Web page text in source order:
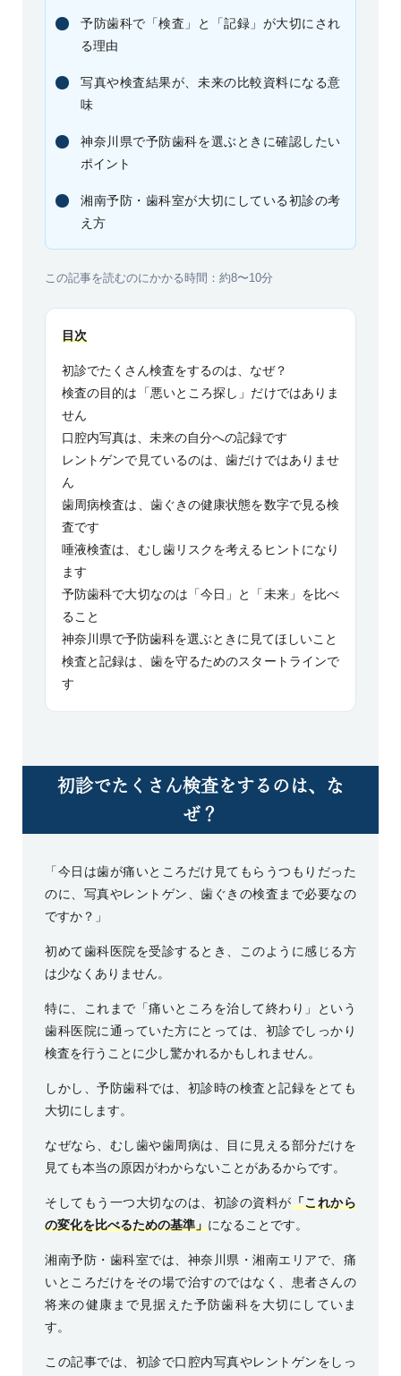
予防歯科で「検査」と「記録」が大切にされ
る理由
写真や検査結果が、未来の比較資料になる意
味
神奈川県で予防歯科を選ぶときに確認したい
ポイント
湘南予防・歯科室が大切にしている初診の考
え方
この記事を読むのにかかる時間：約8〜10分
目次
初診でたくさん検査をするのは、なぜ？
検査の目的は「悪いところ探し」だけではありま
せん
口腔内写真は、未来の自分への記録です
レントゲンで見ているのは、歯だけではありませ
ん
歯周病検査は、歯ぐきの健康状態を数字で見る検
査です
唾液検査は、むし歯リスクを考えるヒントになり
ます
予防歯科で大切なのは「今日」と「未来」を比べ
ること
神奈川県で予防歯科を選ぶときに見てほしいこと
検査と記録は、歯を守るためのスタートラインで
す
初診でたくさん検査をするのは、な
ぜ？
「今日は歯が痛いところだけ見てもらうつもりだった
のに、写真やレントゲン、歯ぐきの検査まで必要なの
ですか？」
初めて歯科医院を受診するとき、このように感じる方
は少なくありません。
特に、これまで「痛いところを治して終わり」という
歯科医院に通っていた方にとっては、初診でしっかり
検査を行うことに少し驚かれるかもしれません。
しかし、予防歯科では、初診時の検査と記録をとても
大切にします。
なぜなら、むし歯や歯周病は、目に見える部分だけを
見ても本当の原因がわからないことがあるからです。
そしてもう一つ大切なのは、初診の資料が「これから
の変化を比べるための基準」になることです。
湘南予防・歯科室では、神奈川県・湘南エリアで、痛
いところだけをその場で治すのではなく、患者さんの
将来の健康まで見据えた予防歯科を大切にしていま
す。
この記事では、初診で口腔内写真やレントゲンをしっ